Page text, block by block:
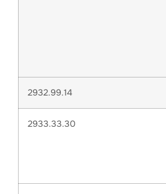
2932.99.14
2933.33.30